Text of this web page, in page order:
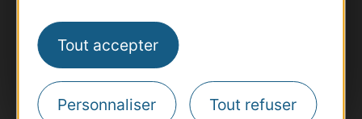
Tout accepter
Personnaliser Tout refuser
Voyagistes
Destination Sport
Inscrivez-vous à la lettre d'information
Destination Occitanie pour recevoir des
suggestions de séjours, de visites et de sorties.